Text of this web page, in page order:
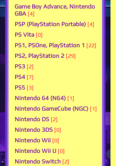
Game Boy Advance, Nintendo
GBA [4]
PSP (PlayStation Portable) [4]
PS Vita [0]
PS1, PSOne, PlayStation 1 [22]
PS2, PlayStation 2 [29]
PS3 [2]
PS4 [7]
PS5 [3]
Nintendo 64 (N64) [1]
Nintendo GameCube (NGC) [1]
Nintendo DS [2]
Nintendo 3DS [0]
Nintendo Wii [0]
Nintendo Wii U [0]
Nintendo Switch [2]